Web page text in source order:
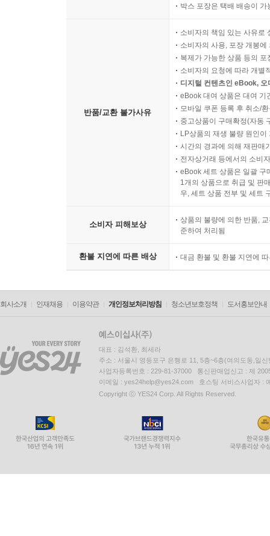
박스 포장은 택배 배송이
반품/교환 불가사유
소비자의 책임 있는 사유로
소비자의 사용, 포장 개봉
복제가 가능한 상품 등의
소비자의 요청에 따라 개별
디지털 컨텐츠인 eBook,
eBook 대여 상품은 대여 기
모바일 쿠폰 등록 후 취소/
중고상품이 구매확정(자동
LP상품의 재생 불량 원인
시간의 경과에 의해 재판매
전자상거래 등에서의 소비
eBook 세트 상품은 일괄 구
1개의 상품으로 취급 및 판
우, 세트 상품 전부 및 세트
소비자 피해보상
상품의 불량에 의한 반품,
준하여 처리됨
환불 지연에 따른 배상 대금 환불 및 환불 지연에
회사소개 인재채용 이용약관 개인정보처리방침 청소년보호정책 도서홍보안내
대표 : 김석환, 최세라
주소 : 서울시 영등포구 은행로 11, 5층~6층(여의도동,일신
사업자등록번호 : 229-81-37000 통신판매업신고 : 제
이메일 : yes24help@yes24.com 호스팅 서비스사업자 :
Copyright ⓒ YES24 Corp. All Rights Reserved.